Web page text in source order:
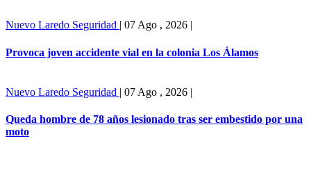
Nuevo Laredo Seguridad | 07 Ago , 2026 |
Provoca joven accidente vial en la colonia Los Álamos
Nuevo Laredo Seguridad | 07 Ago , 2026 |
Queda hombre de 78 años lesionado tras ser embestido por una
moto